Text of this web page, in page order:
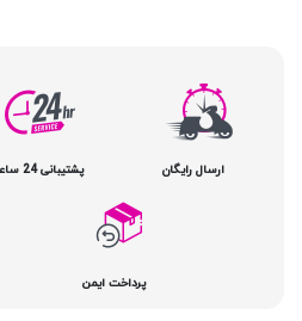
ارسال رایگان پشتیبانی 24 ساعته
پرداخت ایمن